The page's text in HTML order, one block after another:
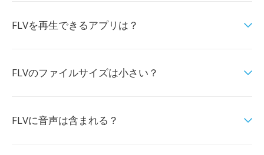
FLVを再生できるアプリは？
FLVのファイルサイズは小さい？
FLVに音声は含まれる？